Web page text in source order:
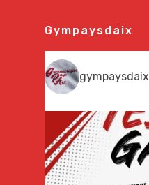
Gympaysdaix
gympaysdaix